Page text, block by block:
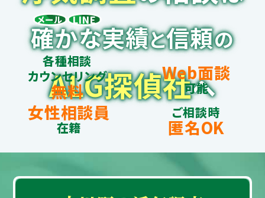
確かな実績と信頼の
ALG探偵社へ
メール LINE
各種相談
カウンセリング
無料
Web面談
可能
女性相談員
在籍
ご相談時
匿名OK